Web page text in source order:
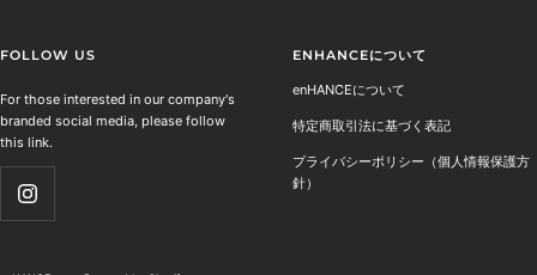
FOLLOW US
For those interested in our company's
branded social media, please follow
this link.
ENHANCEについて
enHANCEについて
特定商取引法に基づく表記
プライバシーポリシー（個人情報保護方
針）